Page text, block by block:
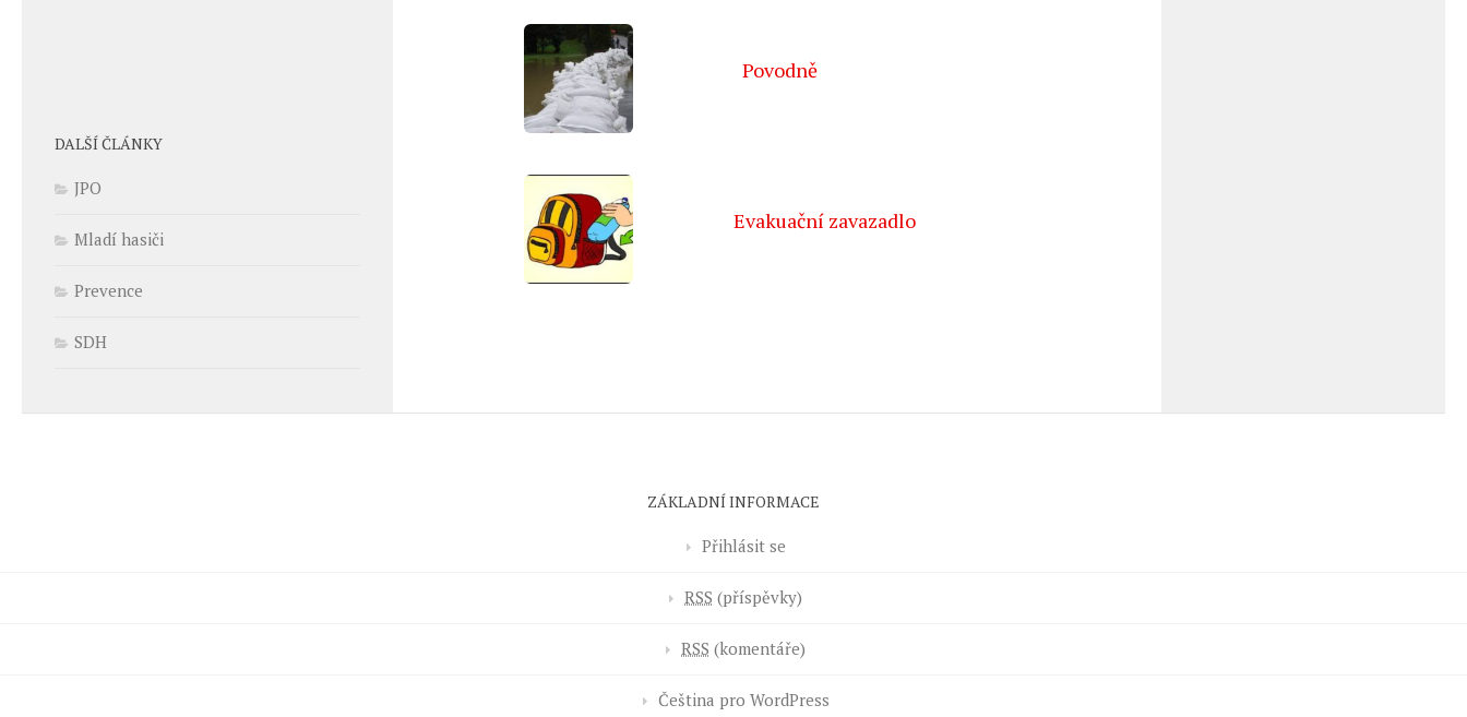
Povodně
Evakuační zavazadlo
DALŠÍ ČLÁNKY
JPO
Mladí hasiči
Prevence
SDH
ZÁKLADNÍ INFORMACE
Přihlásit se
RSS (příspěvky)
RSS (komentáře)
Čeština pro WordPress